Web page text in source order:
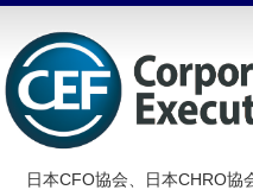
日本CFO協会、日本CHRO協